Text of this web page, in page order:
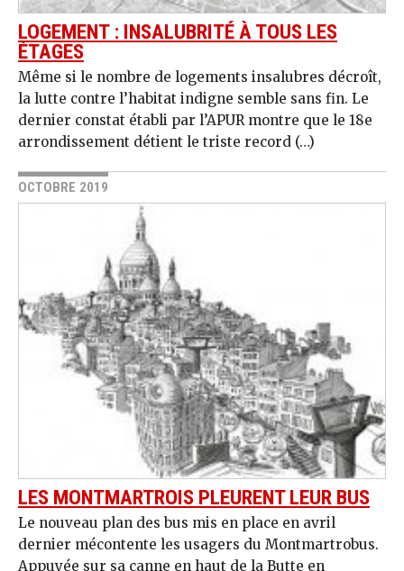
LOGEMENT : INSALUBRITÉ À TOUS LES
ÉTAGES
Même si le nombre de logements insalubres décroît,
la lutte contre l’habitat indigne semble sans fin. Le
dernier constat établi par l’APUR montre que le 18e
arrondissement détient le triste record (…)
OCTOBRE 2019
LES MONTMARTROIS PLEURENT LEUR BUS
Le nouveau plan des bus mis en place en avril
dernier mécontente les usagers du Montmartrobus.
Appuyée sur sa canne en haut de la Butte en